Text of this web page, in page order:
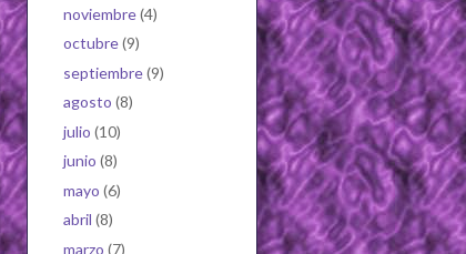
noviembre(4)
octubre(9)
septiembre(9)
agosto (8)
julio (10)
junio (8)
mayo (6)
abril (8)
marzo (7)